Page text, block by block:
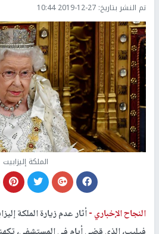
تم النشر بتاريخ: 2019-12-27 10:44
الملكة إليزابيت
النجاح الإخباري -أثار عدم زيارة الملكة